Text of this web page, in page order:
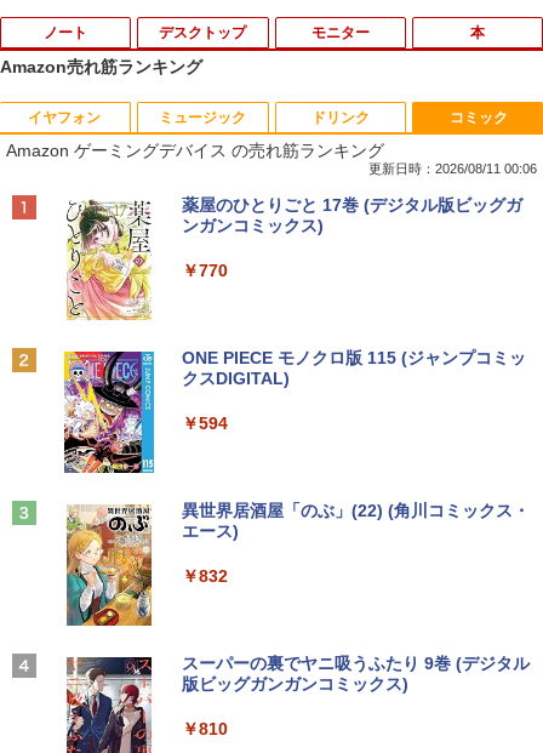
ノート
1
中古ノートパソコン・ windows11 offic
e付・整備済み品・富士通 ARROWS Tab
Q508 文教モデル 10.1型 WUXGA タブレ
s 11 & Office 2019 搭載) 本体＋専用キ
ーボード付 ・初期設定不要
￥9,800
【★最大100%ポイント】【新生活応援・
2026】【Office 2019 H&B】富士通 MU
SD:128GB/256GB/512GB/1TB/13.3型/
￥9,999
8GB Windows11 中古パソコン 富士通
東芝 NEC HP DELL等 ノートpc Office
ン
デスクトップ
1
地デジ BS TV 視聴 Youtube 動画 23.8 i
n NEC ラビ LAVIE Direct DA570M 整備
済 第8世代 Corei5 デスクトップパソコン
NDOWS11 メモリ8GB DVDマルチ キー
ボード マウス付 初期設定済 WEBカメラ
【★20％クーポン】MINISFORUM NAB
6/32GB 512GB/1TB ミニパソコン Wi-Fi
￥109,799
￥189,800
モニター
1
モバイルモニター HAILESI S123E 12.3
インチ タッチパネル タッチペン対応 モ
バイルディスプレイ 1920x1280 フルHD
HDR対応 OTG対応 ポータブルモニター
軽量 自立型 スピーカー内蔵Switch2 PS5
【送料無料】TF: DELL デル 超広視野角
23.8インチワイド ブラック LEDバックラ
￥14,800
20×1280/60Hz/50ms)(シルバー) JN-MD-
IPS105FHDPR
￥14,440
本
1
ハーレム王の異世界プレス漫遊記 〜最強
無双のおじさんはあらゆる種族を嫁にす
る〜（コミック） ： 6 【電子書籍】[ 灰
￥792
ック 30th anniversary Art Book of Pok
emon Video Games developed by GA
ME FREAK BOOK2（-） （ポケモン
創造錬金術師は自由を謳歌する 故郷を追
マジックアイテム作り放題になりまし
この素晴らしい世界に祝福を！(23) 【電
Amazon売れ筋ランキング
イヤフォン
Anker Soundcore P40i オフホワイト
Anker Soundcore P31i ピンク
Anker Soundcore Liberty 5 ミッドナイトブ
ラック
￥-
【2026年アップグレード版】AOKIMI ワイヤ
レスイヤホン bluetooth イヤホン V12 小型
るーとゅーす コードレス ENCノイズキャン
ミュージック
BRUCE WAYNE feat. Flo Milli, ATL Jacob
[Explicit]
￥250
BRUCE WAYNE feat. Flo Milli, ATL Jacob
[Explicit]
￥250
On My Road (Stadium ver.)
見知らぬ糸
ドリンク
by Amazon 天然水 ラベルレス 500ml ×24本
富士山の天然水 バナジウム含有 水 ミネラル
ットル (Smart Basic)
【Amazon.co.jp限定】 い・ろ・は・す 2L P
by Amazon 天然水ラベルレス 2L×9本
￥1,117
by Amazon 炭酸水 ラベルレス 500ml ×24本
art Basic)
コミック
Amazon ゲーミングデバイス の売れ筋ランキング
更新日時：2026/08/11 00:06
薬屋のひとりごと 17巻 (デジタル版ビッグガ
ンガンコミックス)
￥770
ONE PIECE モノクロ版 115 (ジャンプコミッ
クスDIGITAL)
￥594
異世界居酒屋「のぶ」(22) (角川コミックス・
エース)
￥832
スーパーの裏でヤニ吸うふたり 9巻 (デジタル
版ビッグガンガンコミックス)
￥810